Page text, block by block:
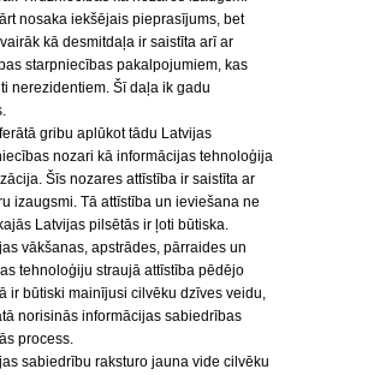
nosaka iekšējais pieprasījums, bet
kā desmitdaļa ir saistīta arī ar
starpniecības pakalpojumiem, kas
nerezidentiem. Šī daļa ik gadu
gribu aplūkot tādu Latvijas
nozari kā informācijas tehnoloģija
Šīs nozares attīstība ir saistīta ar
izaugsmi. Tā attīstība un ieviešana ne
Latvijas pilsētās ir ļoti būtiska.
vākšanas, apstrādes, pārraides un
tehnoloģiju straujā attīstība pēdējo
ir būtiski mainījusi cilvēku dzīves veidu,
norisinās informācijas sabiedrības
process.
sabiedrību raksturo jauna vide cilvēku